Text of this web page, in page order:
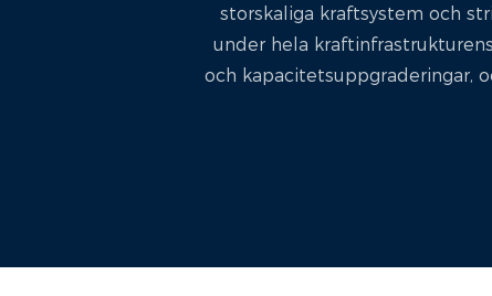
storskaliga kraftsystem och
under hela
och kapacitetsuppgraderingar,